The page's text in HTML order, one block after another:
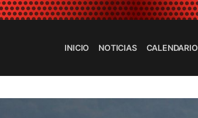
INICIO NOTICIAS CALENDARIO